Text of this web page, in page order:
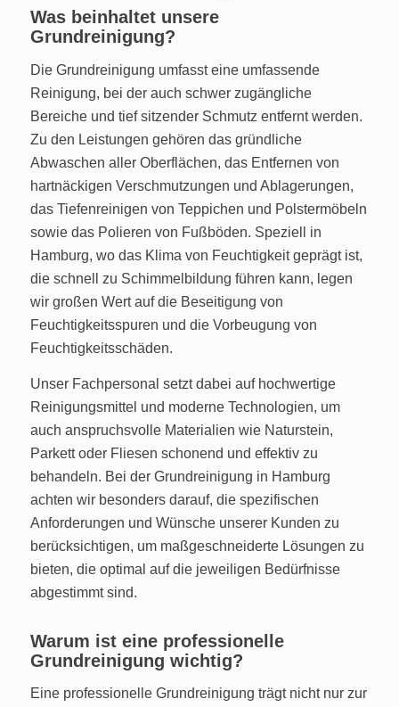
Was beinhaltet unsere
Grundreinigung?
Die Grundreinigung umfasst eine umfassende
Reinigung, bei der auch schwer zugängliche
Bereiche und tief sitzender Schmutz entfernt werden.
Zu den Leistungen gehören das gründliche
Abwaschen aller Oberflächen, das Entfernen von
hartnäckigen Verschmutzungen und Ablagerungen,
das Tiefenreinigen von Teppichen und Polstermöbeln
sowie das Polieren von Fußböden. Speziell in
Hamburg, wo das Klima von Feuchtigkeit geprägt ist,
die schnell zu Schimmelbildung führen kann, legen
wir großen Wert auf die Beseitigung von
Feuchtigkeitsspuren und die Vorbeugung von
Feuchtigkeitsschäden.
Unser Fachpersonal setzt dabei auf hochwertige
Reinigungsmittel und moderne Technologien, um
auch anspruchsvolle Materialien wie Naturstein,
Parkett oder Fliesen schonend und effektiv zu
behandeln. Bei der Grundreinigung in Hamburg
achten wir besonders darauf, die spezifischen
Anforderungen und Wünsche unserer Kunden zu
berücksichtigen, um maßgeschneiderte Lösungen zu
bieten, die optimal auf die jeweiligen Bedürfnisse
abgestimmt sind.
Warum ist eine professionelle
Grundreinigung wichtig?
Eine professionelle Grundreinigung trägt nicht nur zur